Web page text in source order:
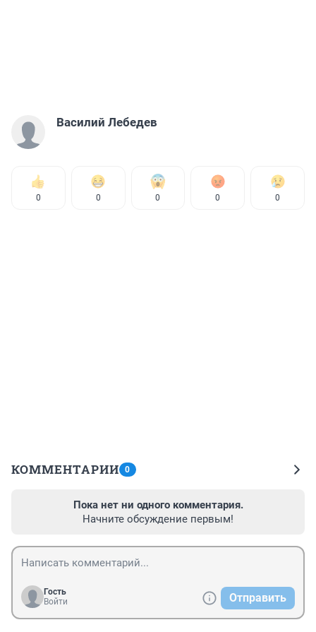
Василий Лебедев
0 0 0 0 0
КОММЕНТАРИИ 0
Пока нет ни одного комментария.
Начните обсуждение первым!
Гость
Войти
Отправить